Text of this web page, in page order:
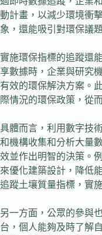
動計畫，以減少環境衝
象，還能吸引對環保議
實施環保指標的追蹤還
享數據時，企業與研究
有效的環保解決方案。
際情況的環保政策，從
具體而言，利用數字技
和機構收集和分析大量
效並作出明智的決策。
來優化建築設計，降低
追蹤土壤質量指標，實
另一方面，公眾的參與
台，個人能夠及時了解